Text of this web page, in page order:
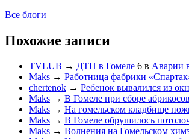
Все блоги
Похожие записи
TVLUB → ДТП в Гомеле 6 в Аварии
Maks → Работница фабрики
chertenok → Ребенок вывалился из
Maks → В Гомеле при сборе
Maks → На гомельском кладбище
Maks → В Гомеле обрушилось
Maks → Волнения на Гомельском